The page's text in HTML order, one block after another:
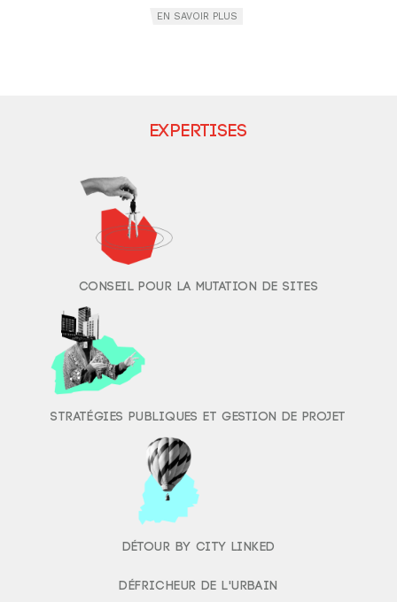
EN SAVOIR PLUS
Expertises
Conseil pour la mutation de sites
Stratégies publiques et gestion de projet
DÉTOUR By CITY Linked
Défricheur de l'urbain